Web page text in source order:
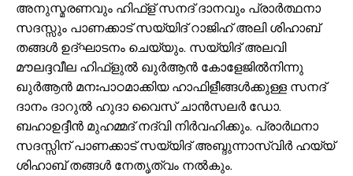
അനുസ്മരണവും ഹിഫ്ള് സനദ് ദാനവും പ്രാര്‍ത്ഥനാ
സദസ്സും പാണക്കാട് സയ്യിദ് റാജിഹ് അലി ശിഹാബ്
തങ്ങള്‍ ഉദ്ഘാടനം ചെയ്യും. സയ്യിദ് അലവി
മൗലദ്ദവീല ഹിഫ്ളുല്‍ ഖുര്‍ആന്‍ കോളേജില്‍നിന്നു
ഖുര്‍ആന്‍ മനഃപാഠമാക്കിയ ഹാഫിളീങ്ങള്‍ക്കുള്ള സനദ്
ദാനം ദാറുല്‍ ഹുദാ വൈസ് ചാന്‍സലര്‍ ഡോ.
ബഹാഉദ്ദീന്‍ മുഹമ്മദ് നദ്വി നിര്‍വഹിക്കും. പ്രാര്‍ഥനാ
സദസ്സിന് പാണക്കാട് സയ്യിദ് അബ്ദുന്നാസ്വിര്‍ ഹയ്യ്
ശിഹാബ് തങ്ങള്‍ നേതൃത്വം നല്‍കും.